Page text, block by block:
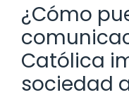
¿Cómo
Católica
sociedad